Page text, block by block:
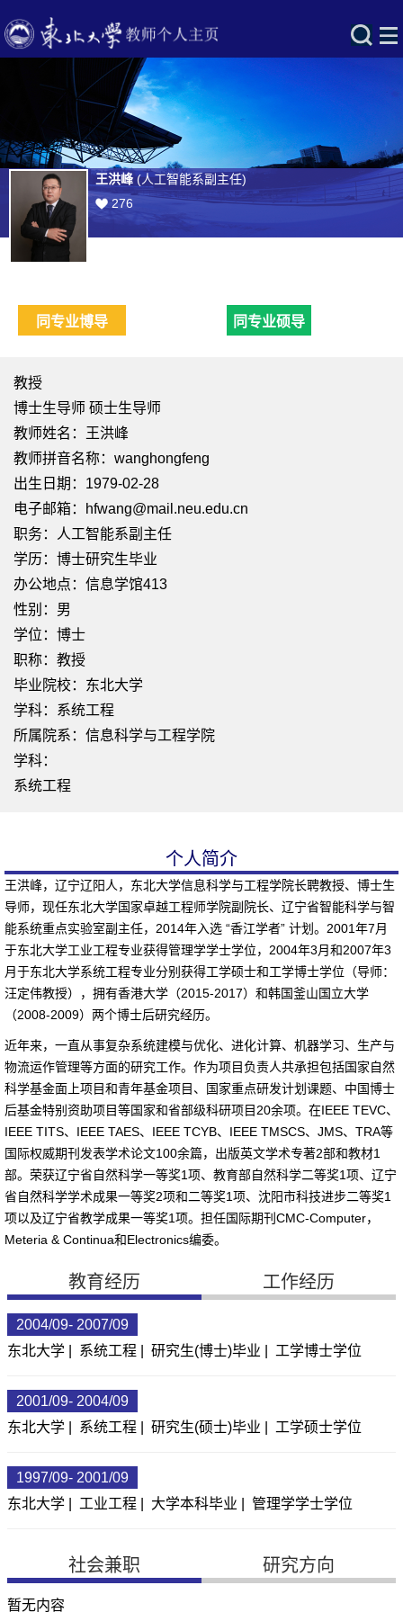
王洪峰(人工智能系副主任)
276
同专业博导 同专业硕导
教授
博士生导师 硕士生导师
教师姓名：王洪峰
教师拼音名称：wanghongfeng
出生日期：1979-02-28
电子邮箱：
hfwang@mail.neu.edu.cn
职务：人工智能系副主任
学历：博士研究生毕业
办公地点：信息学馆413
性别：男
学位：博士
职称：教授
毕业院校：东北大学
学科：系统工程
所属院系：信息科学与工程学院
学科：
系统工程
个人简介
王洪峰，辽宁辽阳人，东北大学信息科学与工程学院长聘教授、博士生
导师，现任东北大学国家卓越工程师学院副院长、辽宁省智能科学与智
能系统重点实验室副主任，2014年入选 “香江学者” 计划。2001年7月
于东北大学工业工程专业获得管理学学士学位，2004年3月和2007年3
月于东北大学系统工程专业分别获得工学硕士和工学博士学位（导师：
汪定伟教授），拥有香港大学（2015-2017）和韩国釜山国立大学
（2008-2009）两个博士后研究经历。
近年来， 一直从事复杂系统建模与优化、进化计算、机器学习、生产与
物流运作管理等方面的研究工作。作为项目负责人共承担包括国家自然
科学基金面上项目和青年基金项目、国家重点研发计划课题、中国博士
后基金特别资助项目等国家和省部级科研项目 20余项。在IEEE TEVC、
IEEE TITS、 IEEE TAES、 IEEE TCYB、 IEEE TMSCS、 JMS、 TRA等
国际权威期刊发表学术论文100余篇，出版英文学术专著2部和教材1
部。荣获辽宁省自然科学一等奖1项、教育部自然科学二等奖1项、辽宁
省自然科学学术成果一等奖2项和二等奖1项、沈阳市科技进步二等奖1
项以及辽宁省教学成果一等奖1项。担任国际期刊 CMC-Computer，
Meteria & Continua和Electronics编委。
教育经历 工作经历
2004/09- 2007/09
东北大学 | 系统工程 | 研究生(博士)毕业 | 工学博士学位
2001/09- 2004/09
东北大学 | 系统工程 | 研究生(硕士)毕业 | 工学硕士学位
1997/09- 2001/09
东北大学 | 工业工程 | 大学本科毕业 | 管理学学士学位
社会兼职 研究方向
暂无内容